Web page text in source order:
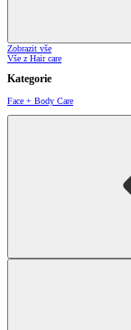
Zobrazit vše
Vše z Hair care
Kategorie
Face + Body Care